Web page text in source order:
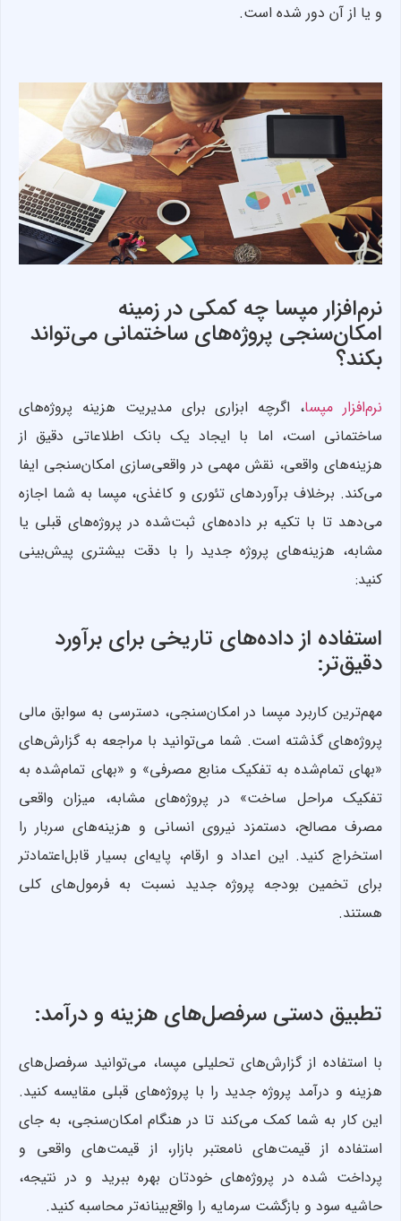
و یا از آن دور شده است.
نرم‌افزار مپسا چه کمکی در زمینه
امکان‌سنجی پروژه‌های ساختمانی می‌تواند
بکند؟
نرم‌افزار مپسا، اگرچه ابزاری برای مدیریت هزینه‌ پروژه‌های
ساختمانی است، اما با ایجاد یک بانک اطلاعاتی دقیق از
هزینه‌های واقعی، نقش مهمی در واقعی‌سازی امکان‌سنجی ایفا
می‌کند. برخلاف برآوردهای تئوری و کاغذی، مپسا به شما اجازه
می‌دهد تا با تکیه بر داده‌های ثبت‌شده در پروژه‌های قبلی یا
مشابه، هزینه‌های پروژه جدید را با دقت بیشتری پیش‌بینی
کنید:
استفاده از داده‌های تاریخی برای برآورد
دقیق‌تر:
مهم‌ترین کاربرد مپسا در امکان‌سنجی، دسترسی به سوابق مالی
پروژه‌های گذشته است. شما می‌توانید با مراجعه به گزارش‌های
«بهای تمام‌شده به تفکیک منابع مصرفی» و «بهای تمام‌شده به
تفکیک مراحل ساخت» در پروژه‌های مشابه، میزان واقعی
مصرف مصالح، دستمزد نیروی انسانی و هزینه‌های سربار را
استخراج کنید. این اعداد و ارقام، پایه‌ای بسیار قابل‌اعتمادتر
برای تخمین بودجه پروژه جدید نسبت به فرمول‌های کلی
هستند.
تطبیق دستی سرفصل‌های هزینه و درآمد:
با استفاده از گزارش‌های تحلیلی مپسا، می‌توانید سرفصل‌های
هزینه و درآمد پروژه جدید را با پروژه‌های قبلی مقایسه کنید.
این کار به شما کمک می‌کند تا در هنگام امکان‌سنجی، به جای
استفاده از قیمت‌های نامعتبر بازار، از قیمت‌های واقعی و
پرداخت شده در پروژه‌های خودتان بهره ببرید و در نتیجه،
حاشیه سود و بازگشت سرمایه را واقع‌بینانه‌تر محاسبه کنید.